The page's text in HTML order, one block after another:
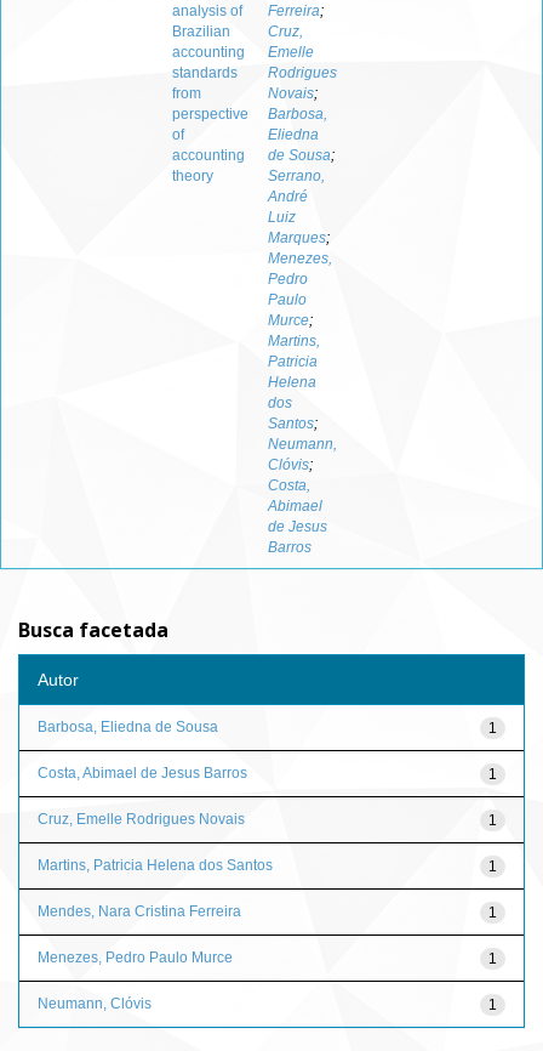
analysis of
Brazilian
accounting
standards
from
perspective
of
accounting
theory
Ferreira;
Cruz,
Emelle
Rodrigues
Novais;
Barbosa,
Eliedna
de Sousa;
Serrano,
André
Luiz
Marques;
Menezes,
Pedro
Paulo
Murce;
Martins,
Patricia
Helena
dos
Santos;
Neumann,
Clóvis;
Costa,
Abimael
de Jesus
Barros
Busca facetada
Autor
1
Barbosa, Eliedna de Sousa
1
Costa, Abimael de Jesus Barros
1
Cruz, Emelle Rodrigues Novais
1
Martins, Patricia Helena dos Santos
1
Mendes, Nara Cristina Ferreira
1
Menezes, Pedro Paulo Murce
1
Neumann, Clóvis